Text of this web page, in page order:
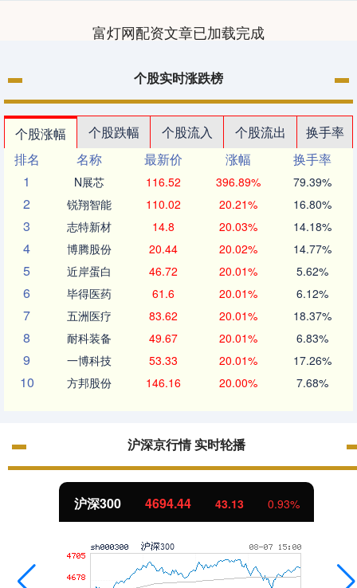
富灯网配资文章已加载完成
个股实时涨跌榜
个股涨幅 个股跌幅 个股流入 个股流出
换手率
排名
名称 最新价 涨幅
换手率
1
N展芯 116.52 396.89% 79.39%
2 锐翔智能 110.02 20.21% 16.80%
3 志特新材 14.8 20.03% 14.18%
4 博腾股份 20.44 20.02% 14.77%
5 近岸蛋白 46.72 20.01% 5.62%
6 毕得医药 61.6 20.01% 6.12%
7 五洲医疗 83.62 20.01% 18.37%
8 耐科装备 49.67 20.01% 6.83%
9 一博科技 53.33 20.01% 17.26%
10 方邦股份 146.16 20.00% 7.68%
沪深京行情 实时轮播
沪深300 4694.44 43.13 0.93%